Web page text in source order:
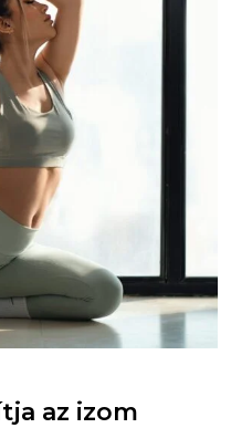
az izom